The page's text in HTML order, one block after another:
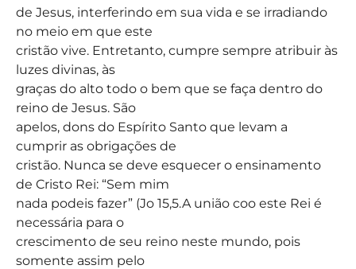
de Jesus, interferindo em sua vida e se irradiando
no meio em que este
cristão vive. Entretanto, cumpre sempre atribuir às
luzes divinas, às
graças do alto todo o bem que se faça dentro do
reino de Jesus. São
apelos, dons do Espírito Santo que levam a
cumprir as obrigações de
cristão. Nunca se deve esquecer o ensinamento
de Cristo Rei: “Sem mim
nada podeis fazer” (Jo 15,5.A união coo este Rei é
necessária para o
crescimento de seu reino neste mundo, pois
somente assim pelo